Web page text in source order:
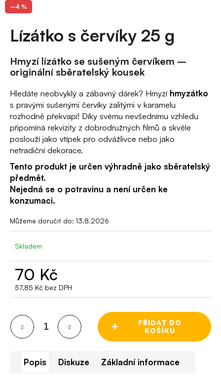
–4 %
Lízátko s červíky 25 g
Hmyzí lízátko se sušeným červíkem –
originální sběratelský kousek
Hledáte neobvyklý a zábavný dárek? Hmyzí hmyzátko
s pravými sušenými červíky zalitými v karamelu
rozhodně překvapí! Díky svému nevšednímu vzhledu
připomíná rekvizity z dobrodružných filmů a skvěle
poslouží jako vtípek pro odvážlivce nebo jako
netradiční dekorace.
Tento produkt je určen výhradně jako sběratelský
předmět.
Nejedná se o potravinu a není určen ke
konzumaci.
Můžeme doručit do: 13.8.2026
Skladem
70 Kč
57,85 Kč bez DPH
Měrná
+
PŘIDAT DO
KOŠÍKU
Popis Diskuze Základní informace
e
n
a
j
í
t
?
D
p
o
č
u
e
e